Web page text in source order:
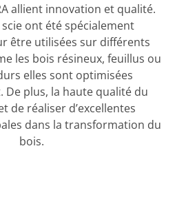
allient innovation et qualité.
ont été spécialement
être utilisées sur différents
les bois résineux, feuillus ou
elles sont optimisées
De plus, la haute qualité du
de réaliser d’excellentes
dans la transformation du
bois.